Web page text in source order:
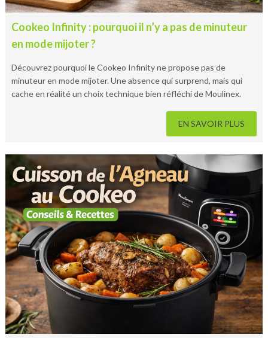
Cookeo Infinity : pourquoi il n’y a pas de minuteur
en mode mijoter ?
Découvrez pourquoi le Cookeo Infinity ne propose pas de
minuteur en mode mijoter. Une absence qui surprend, mais qui
cache en réalité un choix technique bien réfléchi de Moulinex.
EN SAVOIR PLUS